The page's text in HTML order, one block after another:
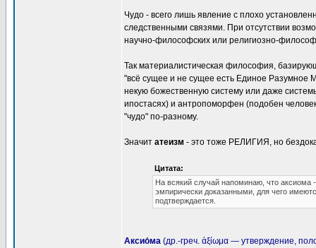
Чудо - всего лишь явление с плохо
следственными связями. При отсутствии
научно-философских или религиозно-
Так материалистическая философия,
"всё сущее и не сущее есть Единое Разумное
некую божественную систему или даже
ипостасях) и антропоморфен (подобен
"чудо" по-разному.
Значит атеизм - это тоже РЕЛИГИЯ, но
Цитата:
На всякий случай напоминаю, что аксиома
эмпирически доказанными, для чего
подтверждается.
Аксио́ма (др.-греч. ἀξίωμα — утверждение,